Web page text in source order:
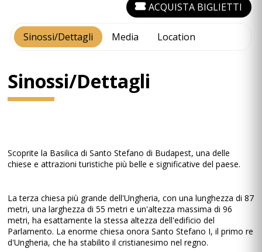
Sinossi/Dettagli Media Location
ACQUISTA BIGLIETTI
Sinossi/Dettagli
Scoprite la Basilica di Santo Stefano di Budapest, una delle
chiese e attrazioni turistiche più belle e significative del paese.
La terza chiesa più grande dell'Ungheria, con una lunghezza di 87
metri, una larghezza di 55 metri e un'altezza massima di 96
metri, ha esattamente la stessa altezza dell'edificio del
Parlamento. La enorme chiesa onora Santo Stefano I, il primo re
d'Ungheria, che ha stabilito il cristianesimo nel regno.